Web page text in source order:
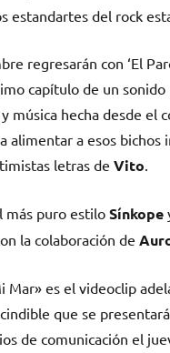
estandartes del rock
regresarán con ‘El
capítulo de un
música hecha desde el
alimentar a esos bichos
letras de Vito
más puro estiloSínkope
la colaboración de
Mar» es el videoclip
que se
de comunicación el